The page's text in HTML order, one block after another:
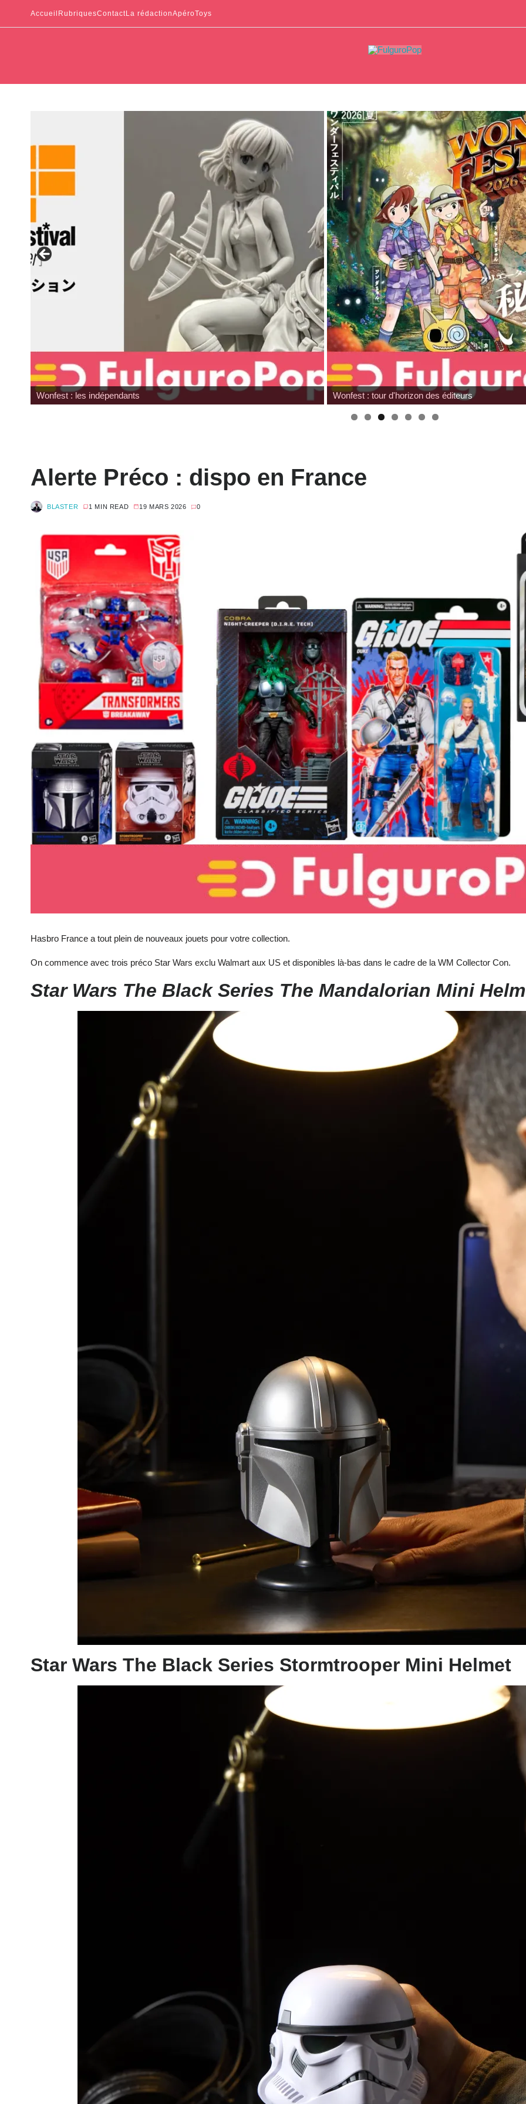
Accueil RubriquesContactLa rédactionApéroToys
Wonfest : tour d'horizon des éditeurs
Hommage à Sam Neill
Alerte Préco : dispo en France
BLASTER 1 MIN READ 19 MARS 2026 0
Hasbro France a tout plein de nouveaux jouets pour votre collection.
On commence avec trois préco Star Wars exclu Walmart aux US et disponibles là-bas dans le cadre de la WM Collector Con.
Star Wars The Black Series The Mandalorian Mini
Star Wars The Black Series Stormtrooper Mini Helmet